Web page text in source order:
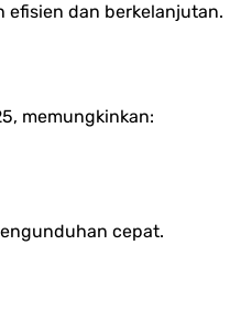
efisien dan berkelanjutan.
memungkinkan:
cepat.